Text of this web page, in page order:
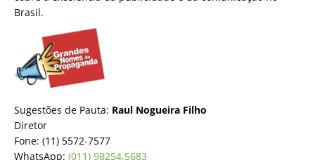
Brasil.
Sugestões de Pauta: Raul Nogueira Filho
Diretor
Fone: (11) 5572-7577
WhatsApp: (011) 98254.5683